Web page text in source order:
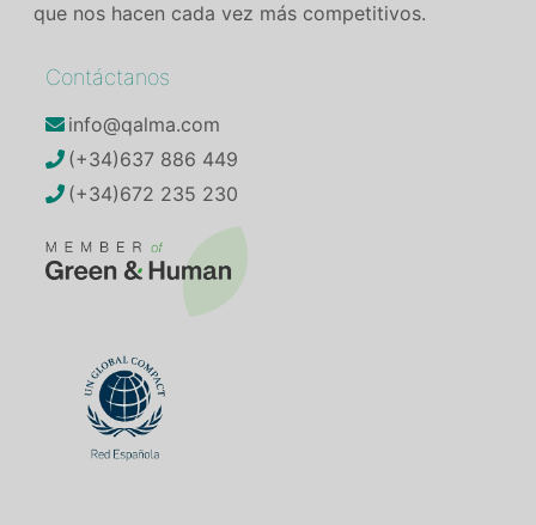
que nos hacen cada vez más competitivos.
Contáctanos
info@qalma.com
(+34)637 886 449
(+34)672 235 230